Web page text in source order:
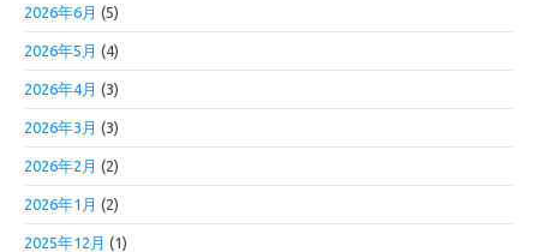
2026年6月 (5)
2026年5月 (4)
2026年4月 (3)
2026年3月 (3)
2026年2月 (2)
2026年1月 (2)
2025年12月 (1)